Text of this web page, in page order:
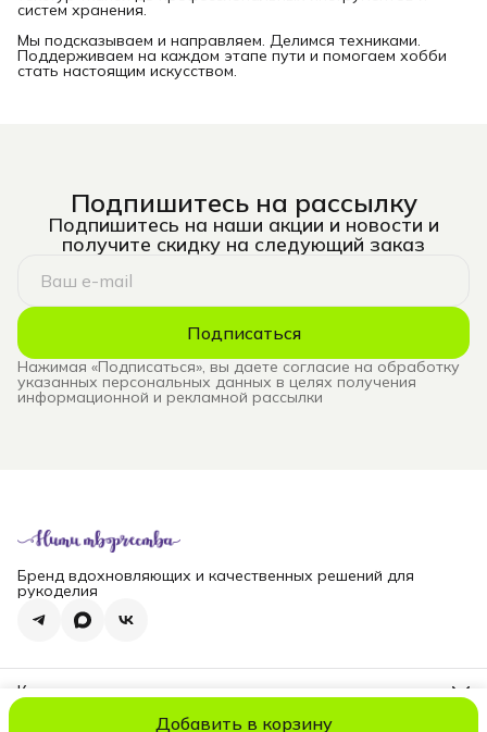
Добавить в корзину
систем хранения.
Мы подсказываем и направляем. Делимся техниками.
Поддерживаем на каждом этапе пути и помогаем хобби
стать настоящим искусством.
Подпишитесь на рассылку
Подпишитесь на наши акции и новости и
получите скидку на следующий заказ
Подписаться
Нажимая «Подписаться», вы даете согласие на обработку
указанных персональных данных в целях получения
информационной и рекламной рассылки
Бренд вдохновляющих и качественных решений для
рукоделия
Контакты